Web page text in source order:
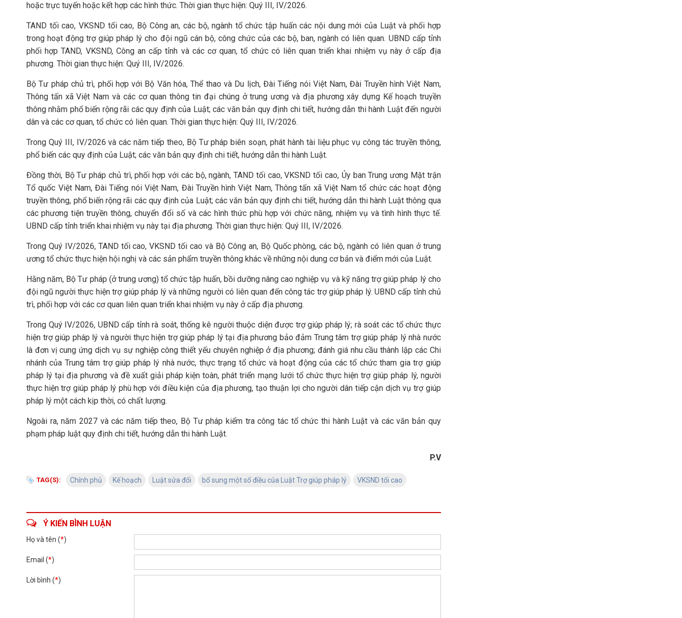
hoặc trực tuyến hoặc kết hợp các hình thức. Thời gian thực hiện: Quý III, IV/2026.
TAND tối cao, VKSND tối cao, Bộ Công an, các bộ, ngành tổ chức tập huấn các nội dung mới của Luật và phối hợp
trong hoạt động trợ giúp pháp lý cho đội ngũ cán bộ, công chức của các bộ, ban, ngành có liên quan. UBND cấp tỉnh
phối hợp TAND, VKSND, Công an cấp tỉnh và các cơ quan, tổ chức có liên quan triển khai nhiệm vụ này ở cấp địa
phương. Thời gian thực hiện: Quý III, IV/2026.
Bộ Tư pháp chủ trì, phối hợp với Bộ Văn hóa, Thể thao và Du lịch, Đài Tiếng nói Việt Nam, Đài Truyền hình Việt Nam,
Thông tấn xã Việt Nam và các cơ quan thông tin đại chúng ở trung ương và địa phương xây dựng Kế hoạch truyền
thông nhằm phổ biến rộng rãi các quy định của Luật; các văn bản quy định chi tiết, hướng dẫn thi hành Luật đến người
dân và các cơ quan, tổ chức có liên quan. Thời gian thực hiện: Quý III, IV/2026.
Trong Quý III, IV/2026 và các năm tiếp theo, Bộ Tư pháp biên soạn, phát hành tài liệu phục vụ công tác truyền thông,
phổ biến các quy định của Luật; các văn bản quy định chi tiết, hướng dẫn thi hành Luật.
Đồng thời, Bộ Tư pháp chủ trì, phối hợp với các bộ, ngành, TAND tối cao, VKSND tối cao, Ủy ban Trung ương Mặt trận
Tổ quốc Việt Nam, Đài Tiếng nói Việt Nam, Đài Truyền hình Việt Nam, Thông tấn xã Việt Nam tổ chức các hoạt động
truyền thông, phổ biến rộng rãi các quy định của Luật; các văn bản quy định chi tiết, hướng dẫn thi hành Luật thông qua
các phương tiện truyền thông, chuyển đổi số và các hình thức phù hợp với chức năng, nhiệm vụ và tình hình thực tế.
UBND cấp tỉnh triển khai nhiệm vụ này tại địa phương. Thời gian thực hiện: Quý III, IV/2026.
Trong Quý IV/2026, TAND tối cao, VKSND tối cao và Bộ Công an, Bộ Quốc phòng, các bộ, ngành có liên quan ở trung
ương tổ chức thực hiện hội nghị và các sản phẩm truyền thông khác về những nội dung cơ bản và điểm mới của Luật.
Hằng năm, Bộ Tư pháp (ở trung ương) tổ chức tập huấn, bồi dưỡng nâng cao nghiệp vụ và kỹ năng trợ giúp pháp lý cho
đội ngũ người thực hiện trợ giúp pháp lý và những người có liên quan đến công tác trợ giúp pháp lý. UBND cấp tỉnh chủ
trì, phối hợp với các cơ quan liên quan triển khai nhiệm vụ này ở cấp địa phương.
Trong Quý IV/2026, UBND cấp tỉnh rà soát, thống kê người thuộc diện được trợ giúp pháp lý; rà soát các tổ chức thực
hiện trợ giúp pháp lý và người thực hiện trợ giúp pháp lý tại địa phương bảo đảm Trung tâm trợ giúp pháp lý nhà nước
là đơn vị cung ứng dịch vụ sự nghiệp công thiết yếu chuyên nghiệp ở địa phương; đánh giá nhu cầu thành lập các Chi
nhánh của Trung tâm trợ giúp pháp lý nhà nước, thực trạng tổ chức và hoạt động của các tổ chức tham gia trợ giúp
pháp lý tại địa phương và đề xuất giải pháp kiện toàn, phát triển mạng lưới tổ chức thực hiện trợ giúp pháp lý, người
thực hiện trợ giúp pháp lý phù hợp với điều kiện của địa phương, tạo thuận lợi cho người dân tiếp cận dịch vụ trợ giúp
pháp lý một cách kịp thời, có chất lượng.
Ngoài ra, năm 2027 và các năm tiếp theo, Bộ Tư pháp kiểm tra công tác tổ chức thi hành Luật và các văn bản quy
phạm pháp luật quy định chi tiết, hướng dẫn thi hành Luật.
P.V
TAG(S): Chính phủ Kế hoạch Luật sửa đổi bổ sung một số điều của Luật Trợ giúp pháp lý VKSND tối cao
Ý KIẾN BÌNH LUẬN
Họ và tên (*)
Email (*)
Lời bình (*)